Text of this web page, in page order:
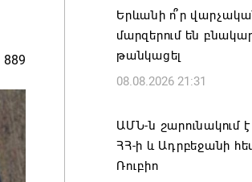
889
Երևանի ո՞ր
մարզերում են
թանկացել
08.08.2026 21:31
ԱՄՆ-ն շարունակում է
ՀՀ-ի և Ադրբեջանի
Ռուբիո